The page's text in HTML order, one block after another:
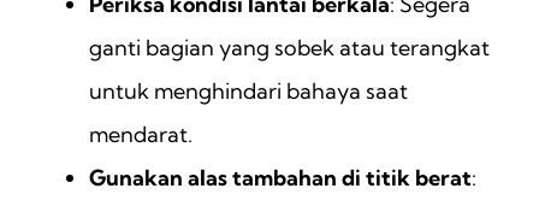
ganti bagian yang sobek atau terangkat
untuk menghindari bahaya saat
mendarat.
Gunakan alas tambahan di titik berat: